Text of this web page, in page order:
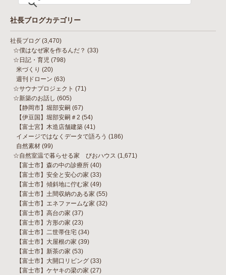
社長ブログカテゴリー
社長ブログ (3,470)
☆僕はなぜ家を作るんだ？ (33)
☆日記・育児 (798)
米づくり (20)
週刊ドローン (63)
☆サウナプロジェクト (71)
☆新築のお話し (605)
【静岡市】堀部安嗣 (67)
【伊豆国】堀部安嗣＃2 (54)
【富士宮】木造店舗建築 (41)
イメージではなくデータで語ろう (186)
自然素材 (99)
☆自然室温で暮らせる家 びおハウス (1,671)
【富士市】森の中の診療所 (40)
【富士市】安全と安心の家 (33)
【富士市】傾斜地に佇む家 (49)
【富士市】土間収納のある家 (55)
【富士市】エネファームな家 (32)
【富士市】高台の家 (37)
【富士市】方形の家 (23)
【富士市】二世帯住宅 (34)
【富士市】大屋根の家 (39)
【富士市】新茶の家 (53)
【富士市】大開口リビング (33)
【富士市】ケヤキの梁の家 (27)